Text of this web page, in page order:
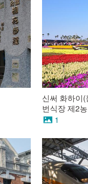
신써 화하이
번식장 제2
1